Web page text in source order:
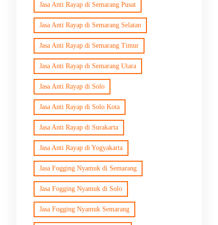
Jasa Anti Rayap di Semarang Pusat
Jasa Anti Rayap di Semarang Selatan
Jasa Anti Rayap di Semarang Timur
Jasa Anti Rayap di Semarang Utara
Jasa Anti Rayap di Solo
Jasa Anti Rayap di Solo Kota
Jasa Anti Rayap di Surakarta
Jasa Anti Rayap di Yogyakarta
Jasa Fogging Nyamuk di Semarang
Jasa Fogging Nyamuk di Solo
Jasa Fogging Nyamuk Semarang